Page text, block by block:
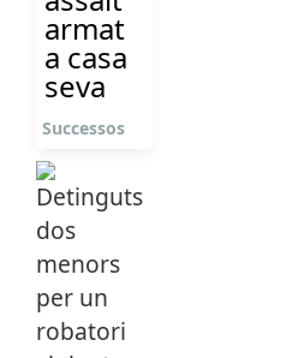
armat
a casa
seva
Successos